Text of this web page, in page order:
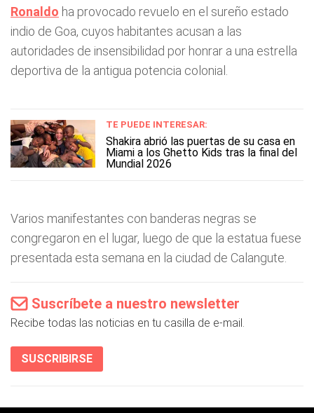
Ronaldo ha provocado revuelo en el sureño estado
indio de Goa, cuyos habitantes acusan a las
autoridades de insensibilidad por honrar a una estrella
deportiva de la antigua potencia colonial.
TE PUEDE INTERESAR:
Shakira abrió las puertas de su casa en
Miami a los Ghetto Kids tras la final del
Mundial 2026
Varios manifestantes con banderas negras se
congregaron en el lugar, luego de que la estatua fuese
presentada esta semana en la ciudad de Calangute.
Suscríbete a nuestro newsletter
Recibe todas las noticias en tu casilla de e-mail.
SUSCRIBIRSE